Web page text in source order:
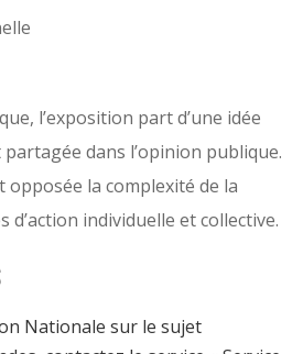
l’exposition part d’une idée
dans l’opinion publique.
opposée la complexité de la
d’action individuelle et collective.
Nationale sur le sujet